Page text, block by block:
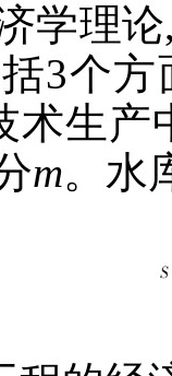
学理
3个
术生产
m。水